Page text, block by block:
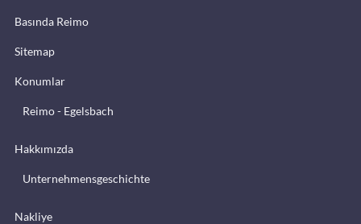
Basında Reimo
Sitemap
Konumlar
Reimo - Egelsbach
Hakkımızda
Unternehmensgeschichte
Nakliye